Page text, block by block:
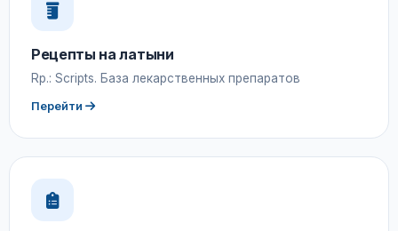
Рецепты на латыни
Rp.: Scripts. База лекарственных препаратов
Перейти